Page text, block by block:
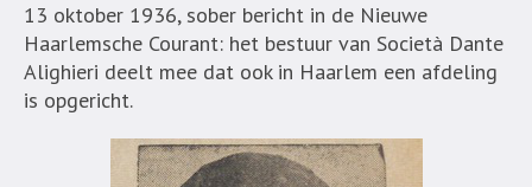
13 oktober 1936, sober bericht in de Nieuwe
Haarlemsche Courant: het bestuur van Società Dante
Alighieri deelt mee dat ook in Haarlem een afdeling
is opgericht.